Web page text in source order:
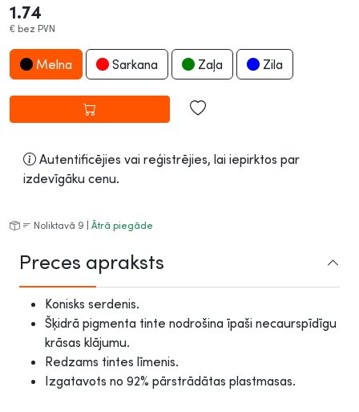
1.74
€ bez PVN
Melna Sarkana Zaļa Zila
Autentificējies vai reģistrējies, lai iepirktos par
izdevīgāku cenu.
Noliktavā 9 | Ātrā piegāde
Preces apraksts
Konisks serdenis.
Šķidrā pigmenta tinte nodrošina īpaši necaurspīdīgu
krāsas klājumu.
Redzams tintes līmenis.
Izgatavots no 92% pārstrādātas plastmasas.